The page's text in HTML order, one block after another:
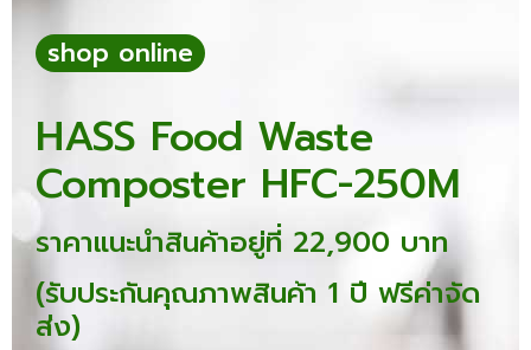
shop online
HASS Food Waste
Composter HFC-250M
ราคาแนะนำสินค้าอยู่ที่ 22,900 บาท
(รับประกันคุณภาพสินค้า 1 ปี ฟรีค่าจัด
ส่ง)